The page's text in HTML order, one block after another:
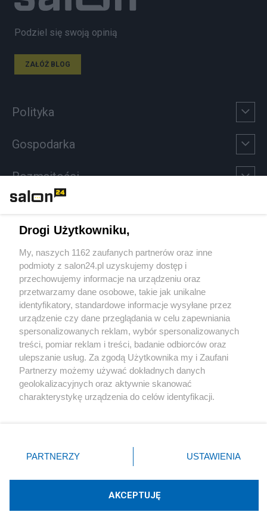
Podziel się swoją opinią
ZAŁÓŻ BLOG
Polityka
Gospodarka
Rozmaitości
Sport
Społeczeństwo
Kultura
X Facebook Instagram Youtube
Drogi Użytkowniku,
My, naszych 1162 zaufanych partnerów oraz inne
podmioty z salon24.pl uzyskujemy dostęp i
przechowujemy informacje na urządzeniu oraz
przetwarzamy dane osobowe, takie jak unikalne
identyfikatory, standardowe informacje wysyłane przez
urządzenie czy dane przeglądania w celu zapewniania
spersonalizowanych reklam, wybór spersonalizowanych
treści, pomiar reklam i treści, badanie odbiorców oraz
ulepszanie usług. Za zgodą Użytkownika my i Zaufani
Partnerzy możemy używać dokładnych danych
geolokalizacyjnych oraz aktywnie skanować
charakterystykę urządzenia do celów identyfikacji.
zmienić/wycofać klikając przycisk ustawień prywatności
znajdujący się w lewym dolnym rogu strony
rodzaje przetwarzania danych nie wymagają zgody
użytkownika, ale masz prawo sprzeciwić się takiemu
PARTNERZY USTAWIENIA
AKCEPTUJĘ